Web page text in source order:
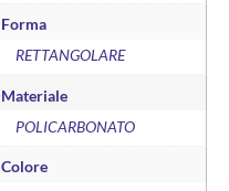
Forma
RETTANGOLARE
Materiale
POLICARBONATO
Colore